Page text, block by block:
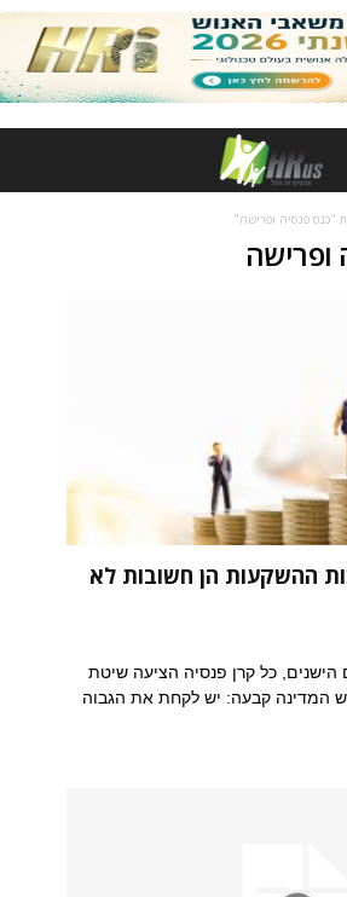
"כנס פנסיה ופרישה"
ופרישה
ההשקעות הן חשובות לא
הישנים, כל קרן פנסיה הציעה שיטת
המדינה קבעה: יש לקחת את הגבוה